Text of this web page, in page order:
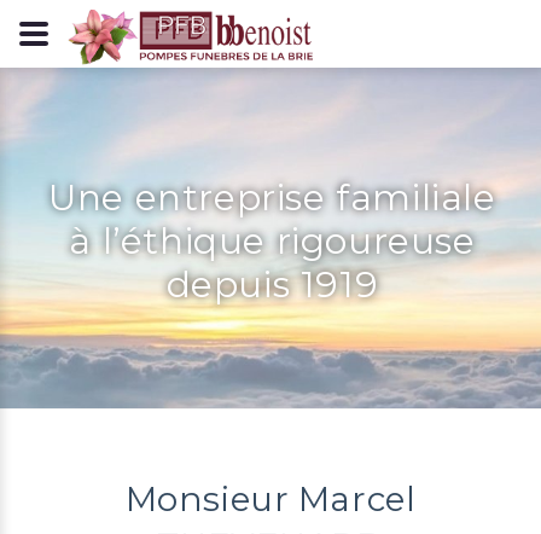
Panneau de gestion des cookies
Une entreprise familiale
à l’éthique rigoureuse
depuis 1919
Monsieur Marcel